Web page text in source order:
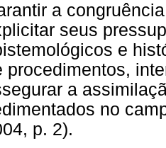
a
seus
e
procedimentos,
a
no
p. 2).